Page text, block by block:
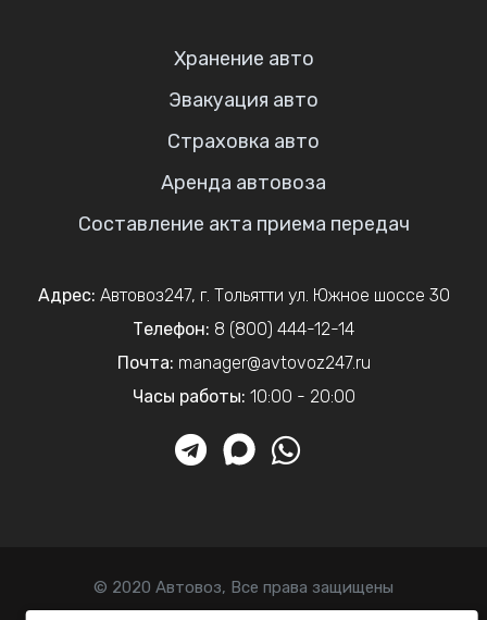
Хранение авто
Эвакуация авто
Страховка авто
Аренда автовоза
Составление акта приема передач
Адрес: Автовоз247, г. Тольятти ул. Южное шоссе 30
Телефон: 8 (800) 444-12-14
Почта: manager@avtovoz247.ru
Часы работы: 10:00 - 20:00
© 2020 Автовоз, Все права защищены